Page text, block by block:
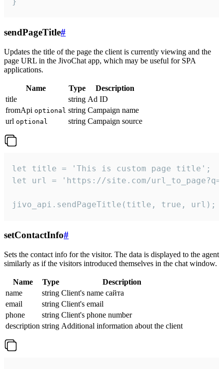
sendPageTitle#
Updates the title of the page the client is currently viewing and the
page URL in the JivoChat app, which may be useful for SPA
applications.
Name Type
Description
title
string Ad ID
fromApi optional string Campaign name
url optional string Campaign source
let title = 'This is custom page title';
let url = 'https://site.com/
jivo_api.sendPageTitle(title, true, url);
setContactInfo#
Sets the contact info for the visitor. The data is displayed to the agent
similarly as if the visitors introduced themselves in the chat window.
Name Type
Description
name
string Client's name сайта
email
string Client's email
phone
string Client's phone number
description string Additional information about the client